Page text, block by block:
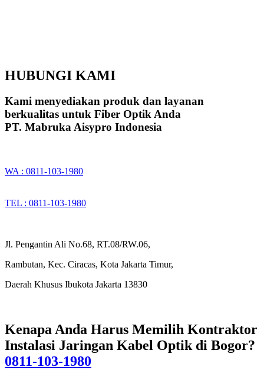
HUBUNGI KAMI
Kami menyediakan produk dan layanan
berkualitas untuk Fiber Optik Anda
PT. Mabruka Aisypro Indonesia
WA : 0811-103-1980
TEL : 0811-103-1980
Jl. Pengantin Ali No.68, RT.08/RW.06,
Rambutan, Kec. Ciracas, Kota Jakarta Timur,
Daerah Khusus Ibukota Jakarta 13830
Kenapa Anda Harus Memilih Kontraktor
Instalasi Jaringan Kabel Optik di Bogor?
0811-103-1980